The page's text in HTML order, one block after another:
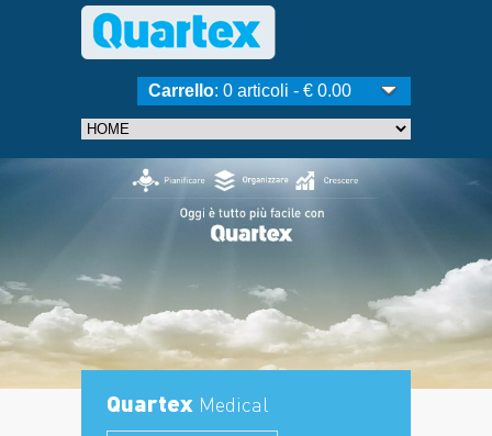
Carrello: 0 articoli - € 0.00
Quartex Medical